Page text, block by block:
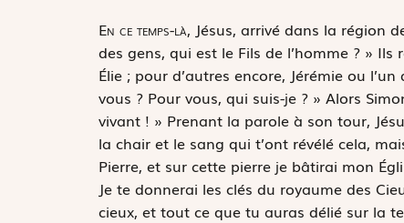
En ce temps-là, Jésus, arrivé dans la région
des gens, qui est le Fils de l’homme ? »
Élie ; pour d’autres encore, Jérémie ou
vous ? Pour vous, qui suis-je ? » Alors
vivant ! » Prenant la parole à son tour,
la chair et le sang qui t’ont révélé cela,
Pierre, et sur cette pierre je bâtirai mon
Je te donnerai les clés du royaume des
cieux, et tout ce que tu auras délié sur la